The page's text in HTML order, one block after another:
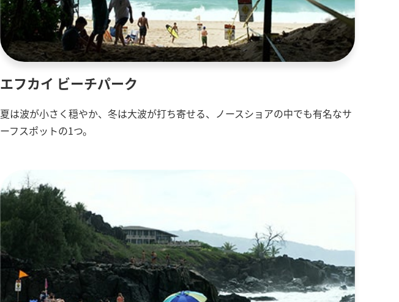
エフカイ ビーチパーク
夏は波が小さく穏やか、冬は大波が打ち寄せる、ノースショアの中でも有名なサ
ーフスポットの1つ。